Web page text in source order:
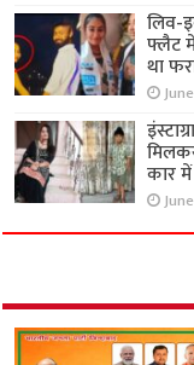
लिव-
फ्लैट
था
कार